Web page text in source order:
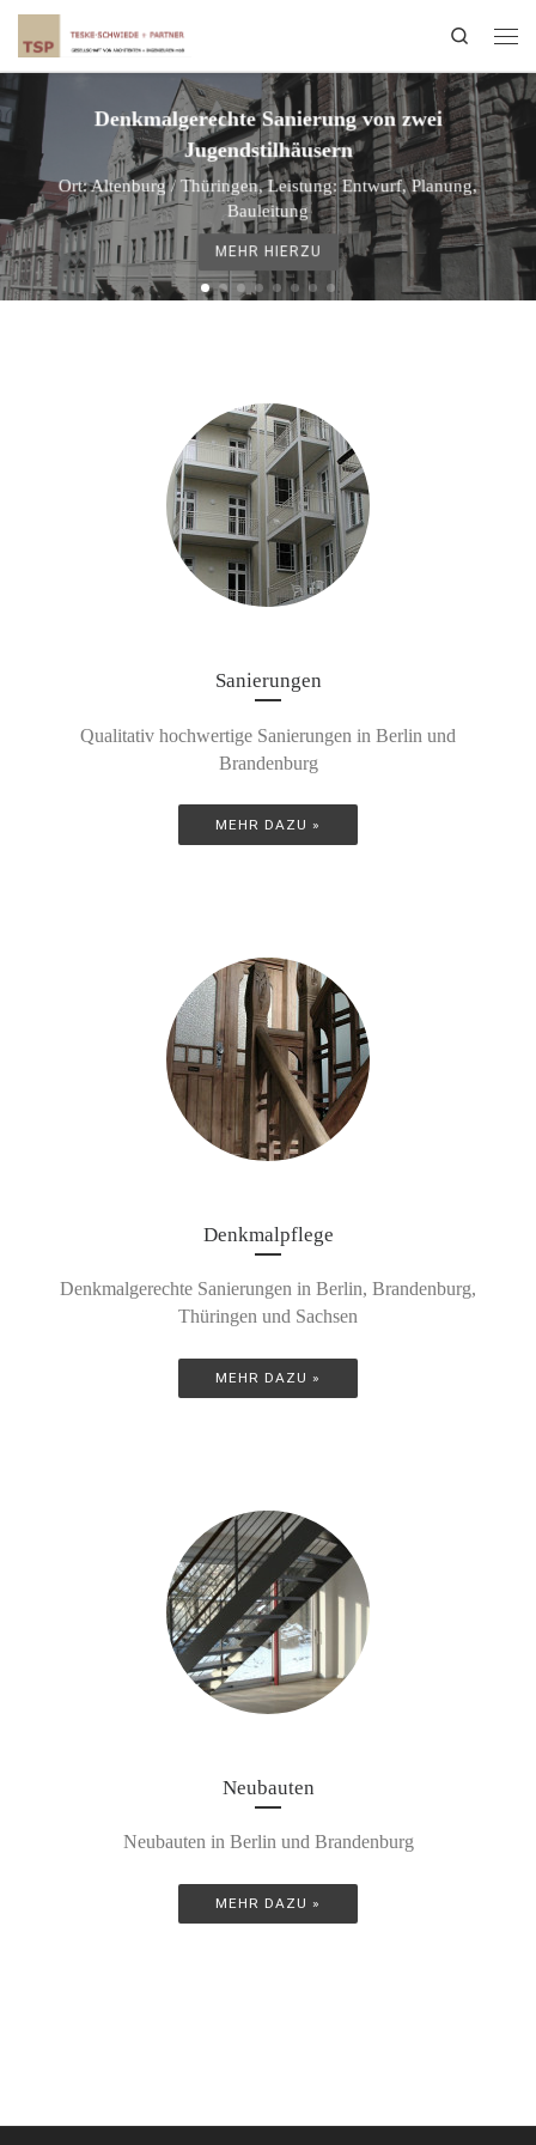
Search
Denkmalgerechte Sanierung von zwei
Jugendstilhäusern
Ort: Altenburg / Thüringen, Leistung: Entwurf, Planung,
Bauleitung
MEHR HIERZU
Sanierungen
Qualitativ hochwertige Sanierungen in Berlin und
Brandenburg
MEHR DAZU »
Denkmalpflege
Denkmalgerechte Sanierungen in Berlin, Brandenburg,
Thüringen und Sachsen
MEHR DAZU »
Neubauten
Neubauten in Berlin und Brandenburg
MEHR DAZU »